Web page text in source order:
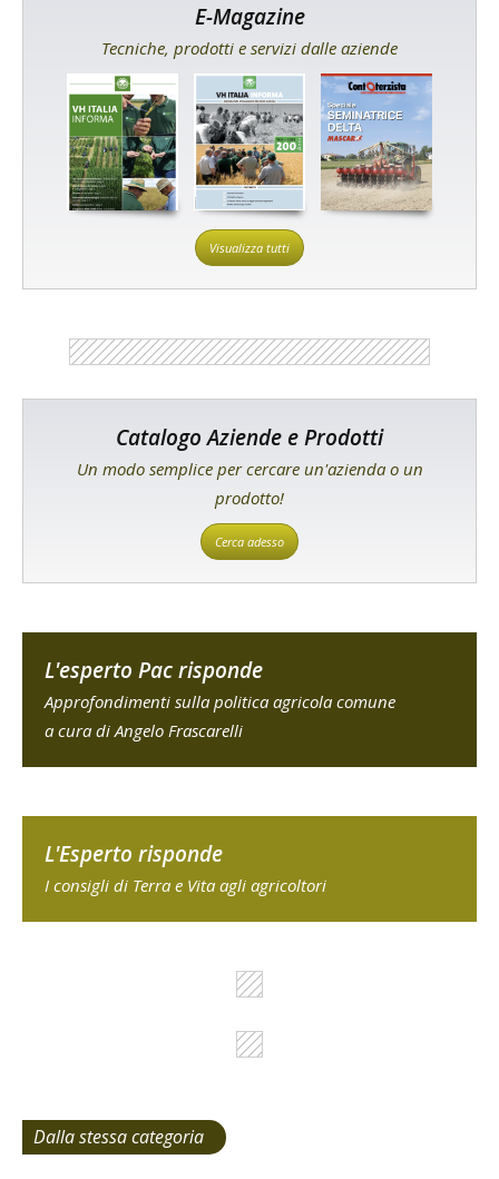
E-Magazine
Tecniche, prodotti e servizi dalle aziende
Visualizza tutti
Catalogo Aziende e Prodotti
Un modo semplice per cercare un'azienda o un
prodotto!
Cerca adesso
L'esperto Pac risponde
Approfondimenti sulla politica agricola comune
a cura di Angelo Frascarelli
L'Esperto risponde
I consigli di Terra e Vita agli agricoltori
Dalla stessa categoria